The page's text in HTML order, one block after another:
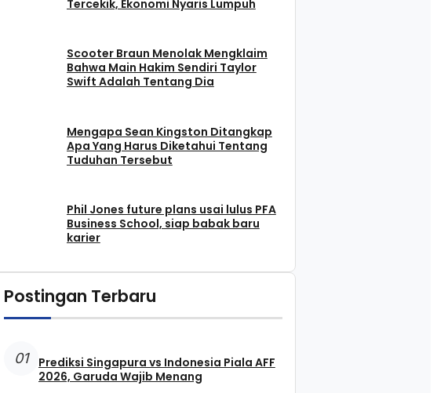
Tercekik, Ekonomi Nyaris Lumpuh
Scooter Braun Menolak Mengklaim
Bahwa Main Hakim Sendiri Taylor
Swift Adalah Tentang Dia
Mengapa Sean Kingston Ditangkap
Apa Yang Harus Diketahui Tentang
Tuduhan Tersebut
Phil Jones future plans usai lulus PFA
Business School, siap babak baru
karier
Postingan Terbaru
01
Prediksi Singapura vs Indonesia Piala AFF
2026, Garuda Wajib Menang